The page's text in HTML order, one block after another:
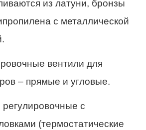
из латуни, бронзы
с металлической
вентили для
– прямые и угловые.
с
(термостатические